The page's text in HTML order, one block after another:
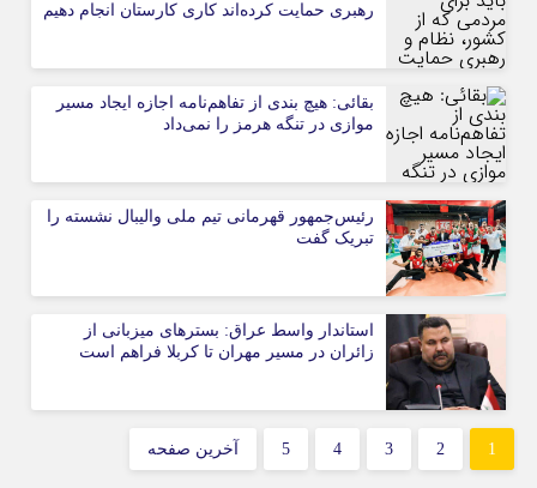
رهبری حمایت کرده‌‎اند کاری کارستان انجام دهیم
بقائی: هیچ بندی از تفاهم‌نامه اجازه ایجاد مسیر
موازی در تنگه هرمز را نمی‌داد
رئیس‌جمهور قهرمانی تیم ملی والیبال نشسته را
تبریک گفت
استاندار واسط عراق: بسترهای میزبانی از
زائران در مسیر مهران تا کربلا فراهم است
1
2
3
4
5 آخرین صفحه